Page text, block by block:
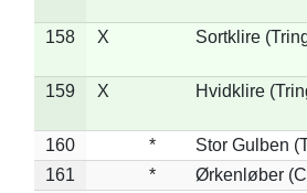
158 X Sortklire
159 X Hvidklire
160 *
Stor Gulben
161
*
Ørkenløber